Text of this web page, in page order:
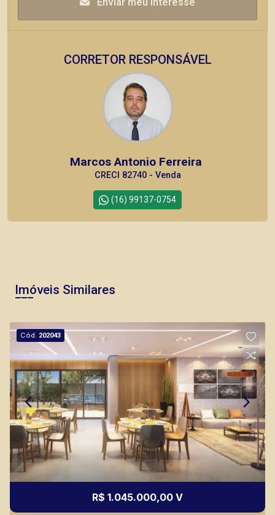
CORRETOR RESPONSÁVEL
Marcos Antonio Ferreira
CRECI 82740 - Venda
(16) 99137-0754
Imóveis Similares
Cód. 202043
R$ 1.045.000,00 V